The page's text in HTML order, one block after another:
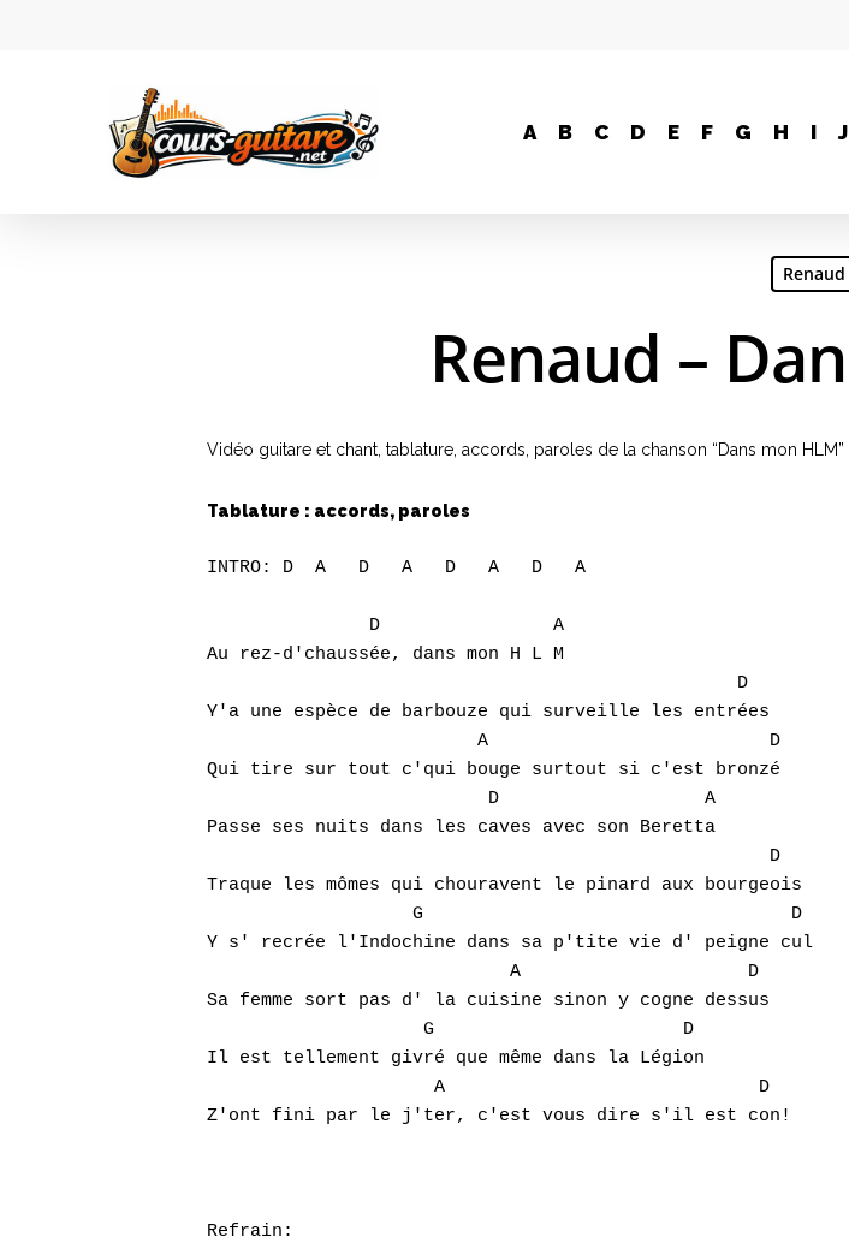
A B C D E F G H I J
Renaud
Renaud –
Vidéo guitare et chant, tablature, accords, paroles de la chanson “Dans mon HLM”
Tablature : accords, paroles
INTRO: D  A   D   A   D   A   D   A
               D                A
Au rez-d'chaussée, dans mon H L M
                                                 D
Y'a une espèce de barbouze qui surveille les entrées
                         A                          D
Qui tire sur tout c'qui bouge surtout si c'est bronzé
                          D                   A
Passe ses nuits dans les caves avec son Beretta
                                                    D
Traque les mômes qui chouravent le pinard aux bourgeois
                   G                                  D
Y s' recrée l'Indochine dans sa p'tite vie d' peigne cul
                            A                     D
Sa femme sort pas d' la cuisine sinon y cogne dessus
                    G                       D
Il est tellement givré que même dans la Légion
                     A                             D
Z'ont fini par le j'ter, c'est vous dire s'il est con!
Refrain: